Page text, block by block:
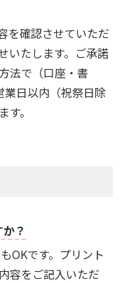
を確認させていただ
いたします。ご承諾
法で（口座・書
日以内（祝祭日除
。
？
OKです。プリント
容をご記入いただ